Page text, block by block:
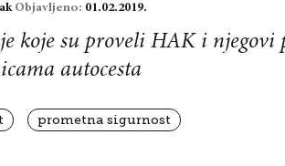
Objavljeno: 01.02.2019.
koje su proveli HAK i
autocesta
prometna sigurnost